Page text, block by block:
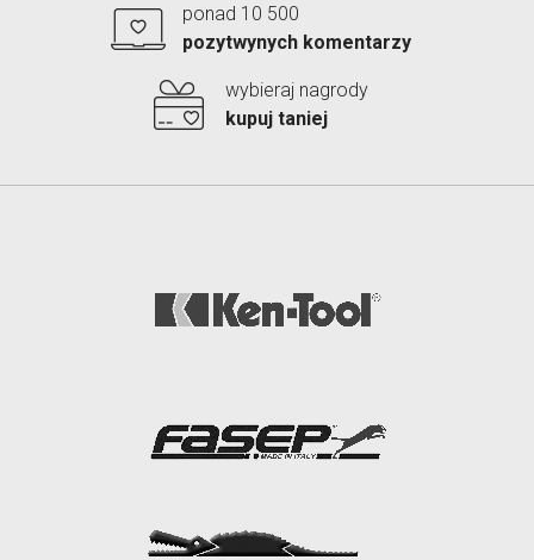
ponad 10 500
pozytwynych komentarzy
wybieraj nagrody
kupuj taniej